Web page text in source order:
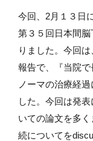
今回、 2月１３日
第３５回日本間
りました。今回
報告で、『当院
ノーマの治療経
した。今回は発
いての論文を多
続についてを